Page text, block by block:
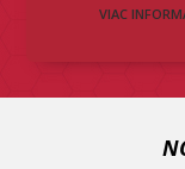
VIAC